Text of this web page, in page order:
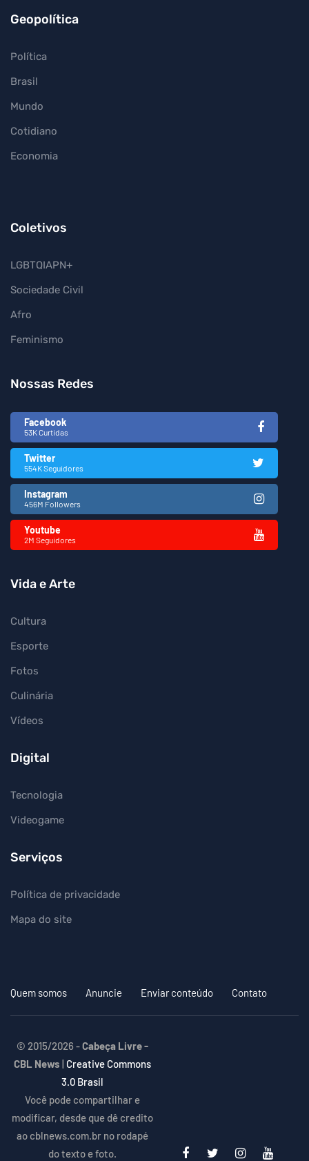
Geopolítica
Política
Brasil
Mundo
Cotidiano
Economia
Coletivos
LGBTQIAPN+
Sociedade Civil
Afro
Feminismo
Nossas Redes
Facebook
53K Curtidas
Twitter
554K Seguidores
Instagram
456M Followers
Youtube
2M Seguidores
Vida e Arte
Cultura
Esporte
Fotos
Culinária
Vídeos
Digital
Tecnologia
Videogame
Serviços
Política de privacidade
Mapa do site
Quem somos Anuncie Enviar conteúdo Contato
© 2015/2026 -Cabeça Livre -
CBL News | Creative Commons
3.0 Brasil
Você pode compartilhar e
modificar, desde que dê credito
ao cblnews.com.br no rodapé
do texto e foto.